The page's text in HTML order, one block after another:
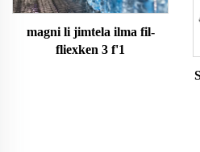
magni li jimtela ilma fil-
fliexken 3 f'1